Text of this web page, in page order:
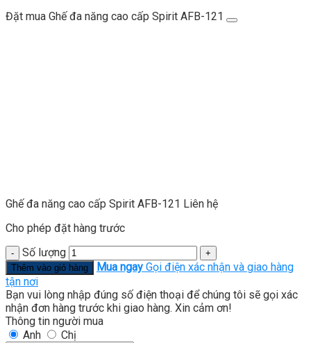
Đặt mua Ghế đa năng cao cấp Spirit AFB-121
Ghế đa năng cao cấp Spirit AFB-121 Liên hệ
Cho phép đặt hàng trước
Số lượng
Thêm vào giỏ hàng Mua ngay Gọi điện xác nhận và giao hàng
tận nơi
Bạn vui lòng nhập đúng số điện thoại để chúng tôi sẽ gọi xác
nhận đơn hàng trước khi giao hàng. Xin cảm ơn!
Thông tin người mua
Anh
Chị